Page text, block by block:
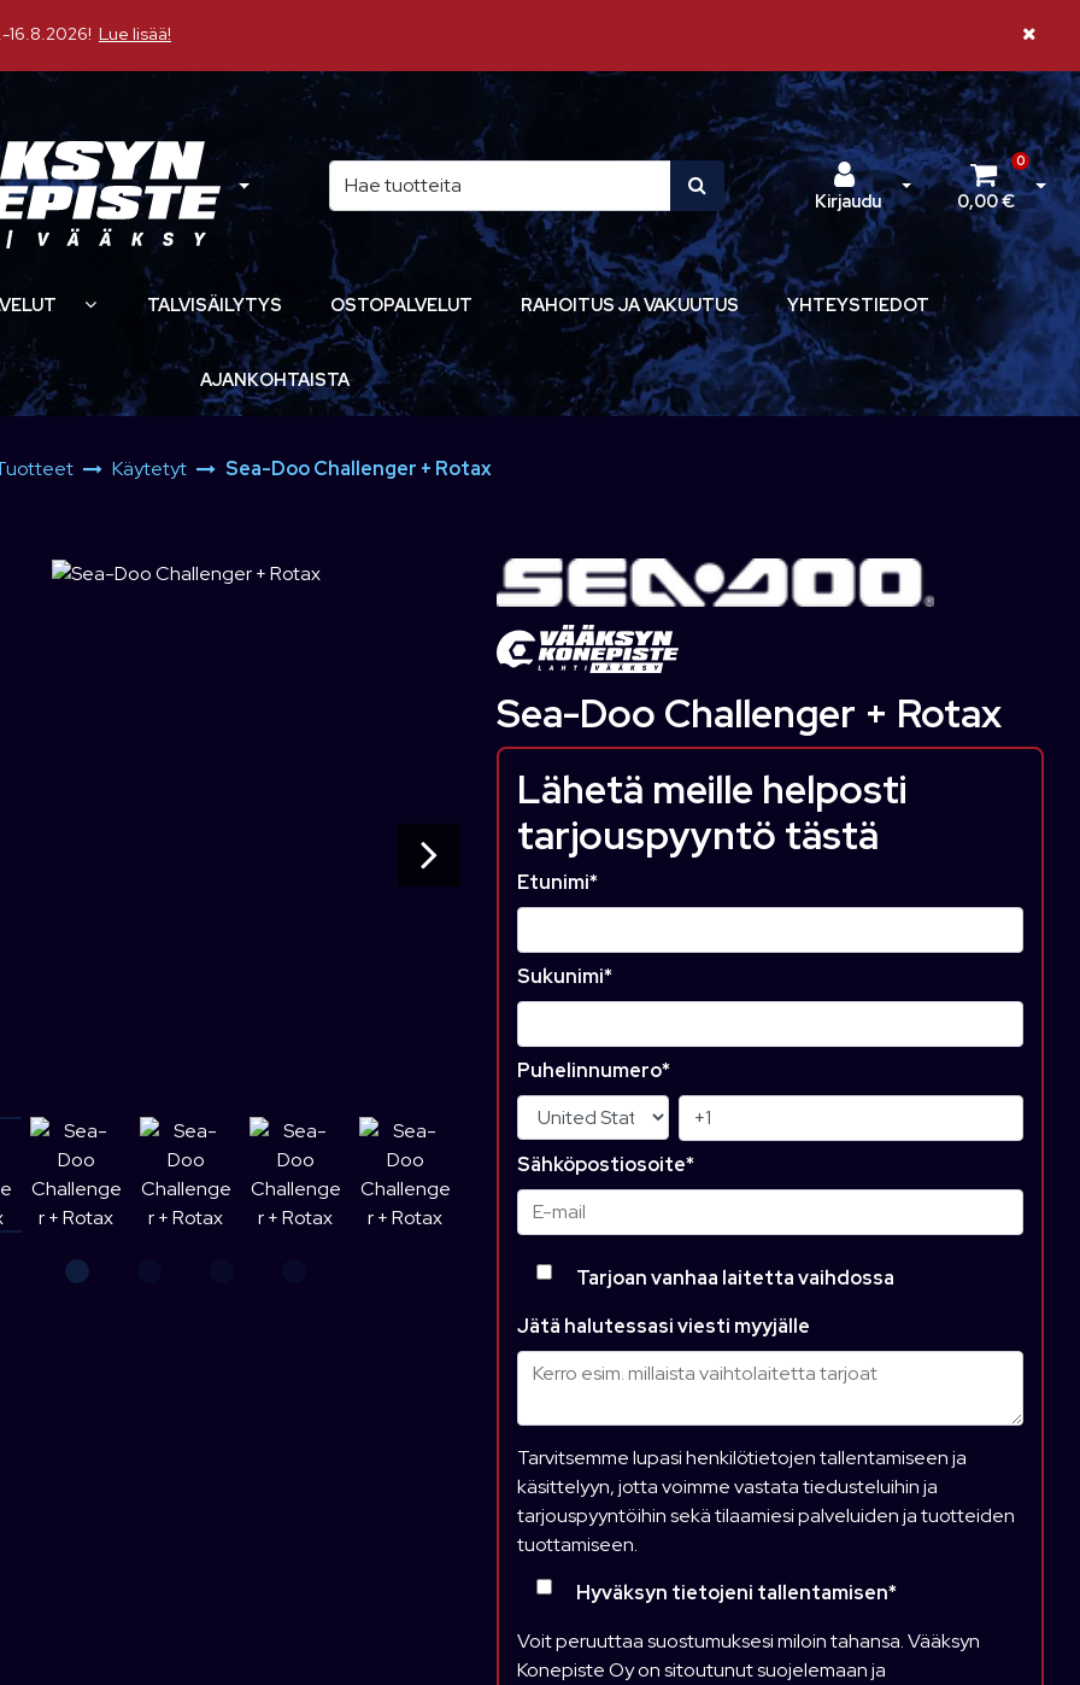
16.8.2026! Lue lisää! Sulje
Kirjaudu
Avaa kirjautuminen
0
0,00 €
TALVISÄILYTYS OSTOPALVELUT RAHOITUS JA VAKUUTUS YHTEYSTIEDOT
AJANKOHTAISTA
Käytetyt Sea-Doo Challenger + Rotax
Sea-Doo Challenger + Rotax
Lähetä meille helposti
tarjouspyyntö tästä
Etunimi*
Sukunimi*
Puhelinnumero*
Sähköpostiosoite*
Tarjoan vanhaa laitetta vaihdossa
Jätä halutessasi viesti myyjälle
Tarvitsemme lupasi henkilötietojen tallentamiseen ja
käsittelyyn, jotta voimme vastata tiedusteluihin ja
tarjouspyyntöihin sekä tilaamiesi palveluiden ja tuotteiden
tuottamiseen.
Hyväksyn tietojeni tallentamisen*
Voit peruuttaa suostumuksesi miloin tahansa. Vääksyn
Konepiste Oy on sitoutunut suojelemaan ja